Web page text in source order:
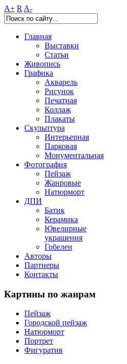
A+ R A-
Главная
Выставки
Статьи
Живопись
Графика
Акварель
Рисунок
Печатная
Коллаж
Плакаты
Скульптура
Интерьерная
Парковая
Монументальная
Фотография
Пейзаж
Жанровые
Натюрморт
ДПИ
Батик
Керамика
Ювелирные
украшения
Гобелен
Авторы
Партнеры
Контакты
Картины по жанрам
Пейзаж
Городской пейзаж
Натюрморт
Портрет
Фигуратив